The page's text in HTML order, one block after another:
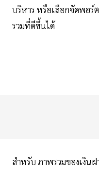
บริหาร หรือเลือกจัดพอ
รวมที่ดีขึ้นได้
สำหรับ ภาพรวมของเงิน